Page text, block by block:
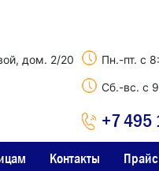
дом. 2/20 Пн.-пт. с
Сб.-вс. с
+7 495
Контакты Прайс